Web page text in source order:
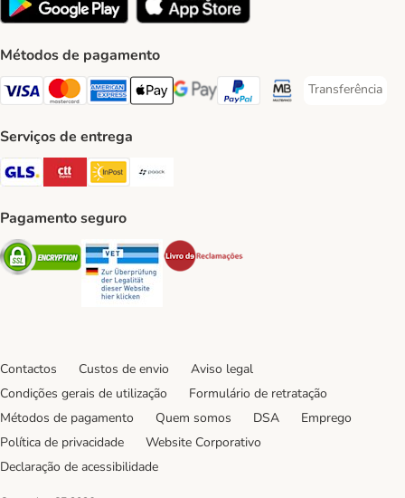
Métodos de pagamento
Visa Payment Method
Mastercard Payment Method
American Express Payment Method
Apple Pay Payment Method
Google Pay Payment Method
PayPal Payment Method
Multibanco Payment
Transferência
Transferência
Serviços de entrega
GLS Shipping Method
CTTExpress Shipping Method
InPost Shipping Method
Pagamento seguro
Security Security
Contactos Custos de envio
Aviso legal
Condições gerais de utilização
Formulário de retratação
Métodos de pagamento
Quem somos DSA
Emprego
Política de privacidade
Website Corporativo
Declaração de acessibilidade